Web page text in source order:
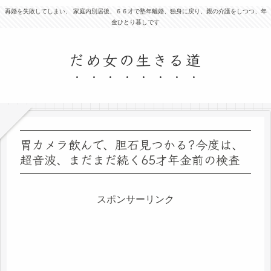
再婚を失敗してしまい、 家庭内別居後、６６才で塾年離婚、独身に戻り、親の介護をしつつ、年
金ひとり暮しです
だめ女の生きる道
胃カメラ飲んで、胆石見つかる?今度は、
超音波、まだまだ続く65才年金前の検査
スポンサーリンク